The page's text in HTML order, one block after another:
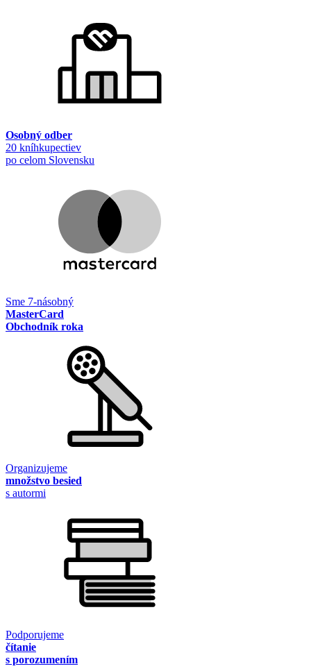
Osobný odber
20 kníhkupectiev
po celom Slovensku
Sme 7-násobný
MasterCard
Obchodník roka
Organizujeme
množstvo besied
s autormi
Podporujeme
čítanie
s porozumením